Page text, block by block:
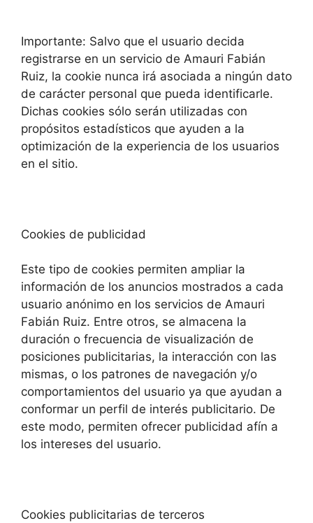
Importante: Salvo que el usuario decida
registrarse en un servicio de Amauri Fabián
Ruiz, la cookie nunca irá asociada a ningún dato
de carácter personal que pueda identificarle.
Dichas cookies sólo serán utilizadas con
propósitos estadísticos que ayuden a la
optimización de la experiencia de los usuarios
en el sitio.
Cookies de publicidad
Este tipo de cookies permiten ampliar la
información de los anuncios mostrados a cada
usuario anónimo en los servicios de Amauri
Fabián Ruiz. Entre otros, se almacena la
duración o frecuencia de visualización de
posiciones publicitarias, la interacción con las
mismas, o los patrones de navegación y/o
comportamientos del usuario ya que ayudan a
conformar un perfil de interés publicitario. De
este modo, permiten ofrecer publicidad afín a
los intereses del usuario.
Cookies publicitarias de terceros